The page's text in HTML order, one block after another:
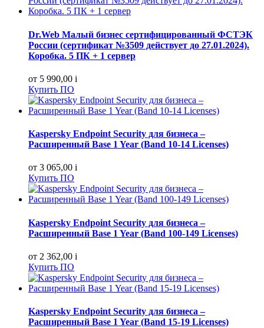
Dr.Web Малый бизнес сертифицированный ФСТЭК
России (сертификат №3509 действует до 27.01.2024).
Коробка. 5 ПК + 1 сервер
от 5 990,00 i
Купить ПО
Kaspersky Endpoint Security для бизнеса –
Расширенный Base 1 Year (Band 10-14 Licenses)
от 3 065,00 i
Купить ПО
Kaspersky Endpoint Security для бизнеса –
Расширенный Base 1 Year (Band 100-149 Licenses)
от 2 362,00 i
Купить ПО
Kaspersky Endpoint Security для бизнеса –
Расширенный Base 1 Year (Band 15-19 Licenses)